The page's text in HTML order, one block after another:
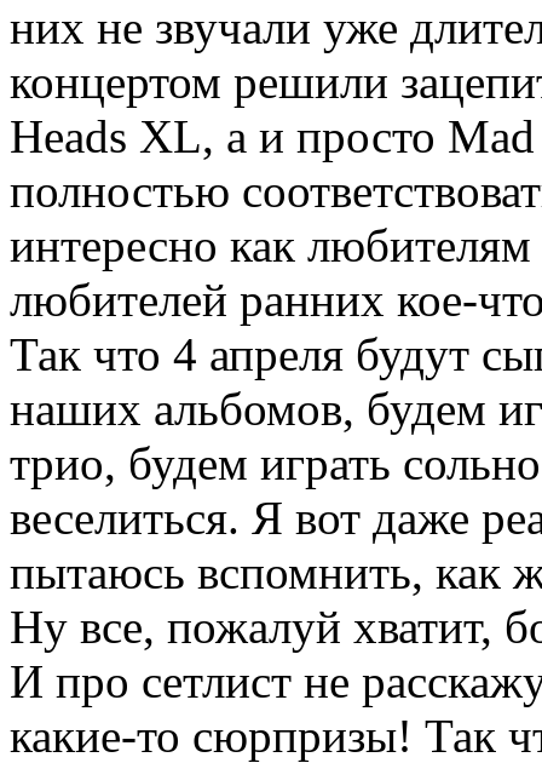
них не звучали уже
концертом решили
Heads XL, а и просто
полностью
интересно как
любителей ранних кое-
Так что 4 апреля будут
наших альбомов, будем
трио, будем играть
веселиться. Я вот даже
пытаюсь вспомнить, как
Ну все, пожалуй хватит,
И про сетлист не
какие-то сюрпризы! Так